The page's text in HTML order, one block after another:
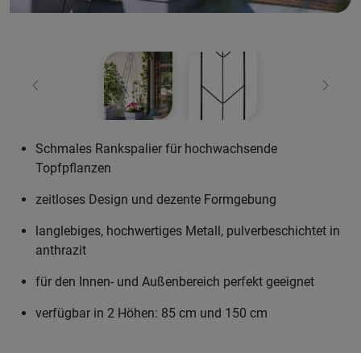
Zurück Weiter
Schmales Rankspalier für hochwachsende
Topfpflanzen
zeitloses Design und dezente Formgebung
langlebiges, hochwertiges Metall, pulverbeschichtet in
anthrazit
für den Innen- und Außenbereich perfekt geeignet
verfügbar in 2 Höhen: 85 cm und 150 cm